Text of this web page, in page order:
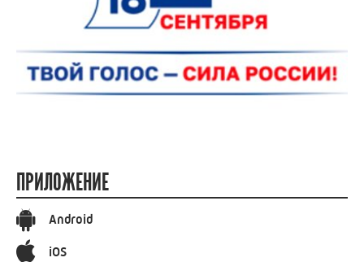
ПРИЛОЖЕНИЕ
Android
iOS